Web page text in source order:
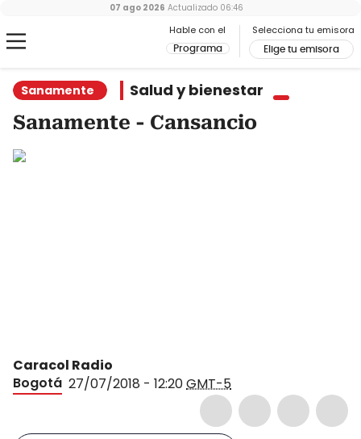
Hable con el
Programa
Selecciona tu emisora
Elige tu emisora
07 ago 2026 Actualizado 06:46
Sanamente Salud y bienestar
Sanamente - Cansancio
Caracol Radio
Bogotá 27/07/2018 - 12:20GMT-5